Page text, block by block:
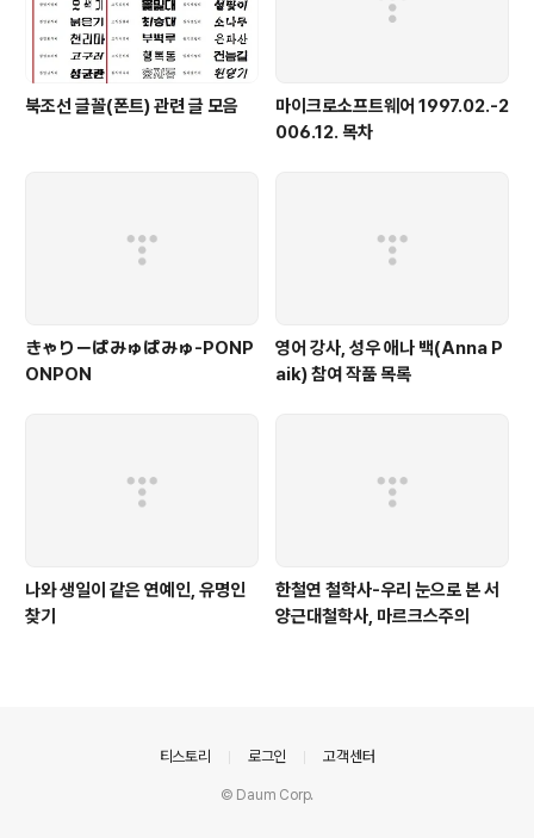
북조선 글꼴(폰트) 관련 글 모음
마이크로소프트웨어 1997.02.-2
006.12. 목차
きゃりーぱみゅぱみゅ-PONP
ONPON
영어 강사, 성우 애나 백(Anna P
aik) 참여 작품 목록
나와 생일이 같은 연예인, 유명인
찾기
한철연 철학사-우리 눈으로 본 서
양근대철학사, 마르크스주의
티스토리 로그인 고객센터
© Daum Corp.